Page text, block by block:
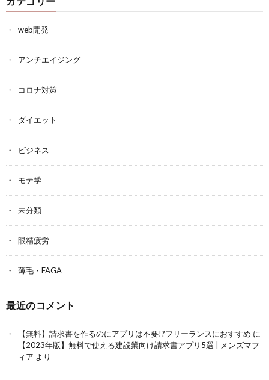
web開発
アンチエイジング
コロナ対策
ダイエット
ビジネス
モテ学
未分類
眼精疲労
薄毛・FAGA
最近のコメント
【無料】請求書を作るのにアプリは不要!?フリーランスにおすすめ に
【2023年版】無料で使える建設業向け請求書アプリ5選 | メンズマフ
ィア より